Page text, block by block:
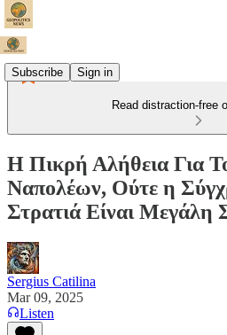
Subscribe Sign in
Read distraction-free
H Πικρή Αλήθεια Για
Ναπολέων, Ούτε η
Στρατιά Είναι Μεγάλη
Sergius Catilina
Mar 09, 2025
Listen